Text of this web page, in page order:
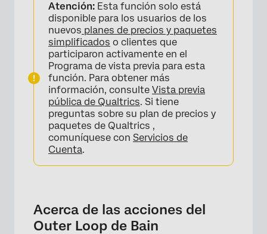
Bain
Creación de un proyecto de Outer Loop de
Bain
Pestaña Elevaciones
Pestaña Temas
Pestaña Flujos de trabajo
Pestaña de administración de usuarios
Tablero del Outer Loop
Atención: Esta función solo está
disponible para los usuarios de los
nuevos planes de precios y paquetes
simplificados o clientes que
participaron activamente en el
Programa de vista previa para esta
función. Para obtener más
información, consulte Vista previa
pública de Qualtrics. Si tiene
preguntas sobre su plan de precios y
paquetes de Qualtrics ,
comuníquese con Servicios de
Cuenta.
Acerca de las acciones del
Outer Loop de Bain